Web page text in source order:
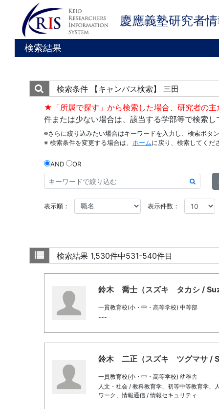
慶應義塾研究者
検索結果
検索条件
【キャンパス検索】 三田
★「所属で探す」から検索した場合、研究者の
件または少ない場合は、該当する学部等で検索し
※さらに絞り込みたい場合はキーワードを入力し、検索ボタ
※ 検索条件を変更する場合は、 ホームに戻り、検索してくだ
AND OR
表示順： 表示件数：
検索結果 1,530件中531-540件目
鈴木 喬士（スズキ タカシ /
一貫教育校(小・中・高等学校) 中等部
---
鈴木 二正（スズキ ツグマサ /
一貫教育校(小・中・高等学校) 幼稚舎
人文・社会 / 教科教育学、初等中等教育学
ワーク、情報通信 / 情報セキュリティ